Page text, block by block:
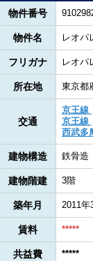
物件番号
物件名 レオパ
フリガナ レオパ
所在地 東京都
交通
京王線
京王線
西武多
建物構造 鉄骨造
建物階建 3階
築年月 2011年
賃料 *****
共益費 *****